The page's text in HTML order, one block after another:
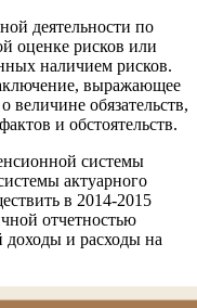
деятельности по
оценке рисков или
наличием рисков.
выражающее
величине обязательств,
и обстоятельств.
системы
актуарного
в 2014-2015
отчетностью
и расходы на